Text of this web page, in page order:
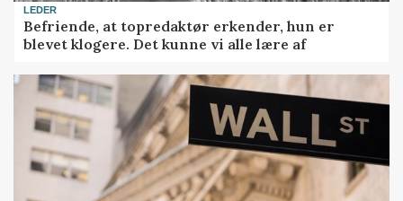
LEDER
Befriende, at topredaktør erkender, hun er
blevet klogere. Det kunne vi alle lære af